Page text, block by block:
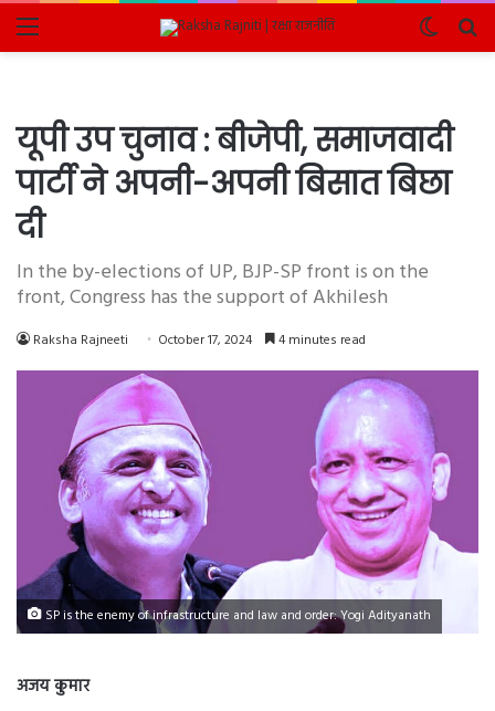
Menu
Switch
skin
यूपी उप चुनाव : बीजेपी, समाजवादी
पार्टी ने अपनी-अपनी बिसात बिछा
दी
In the by-elections of UP, BJP-SP front is on the
front, Congress has the support of Akhilesh
Raksha Rajneeti October 17, 2024 4 minutes read
SP is the enemy of infrastructure and law and order: Yogi Adityanath
अजय कुमार